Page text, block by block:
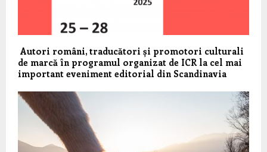
Autori români, traducători și promotori culturali
de marcă în programul organizat de ICR la cel mai
important eveniment editorial din Scandinavia